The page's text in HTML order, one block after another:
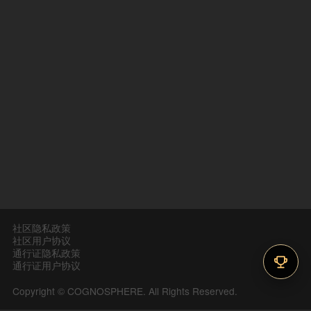
社区隐私政策
社区用户协议
通行证隐私政策
通行证用户协议
Copyright © COGNOSPHERE. All Rights Reserved.